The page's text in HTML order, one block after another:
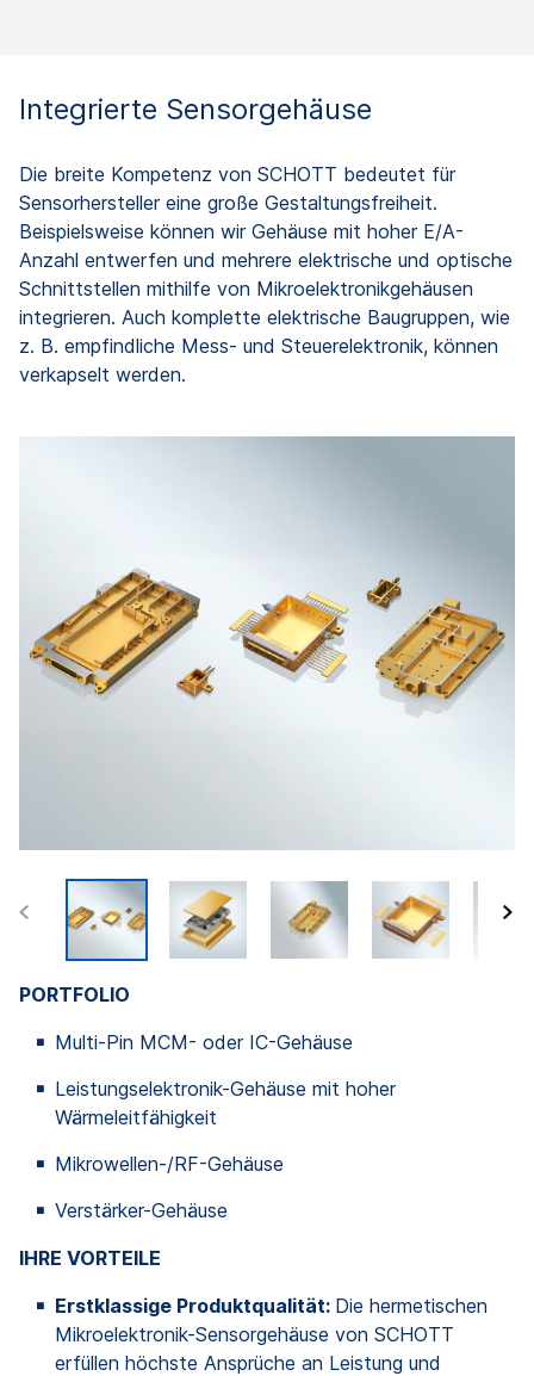
Integrierte Sensorgehäuse
Die breite Kompetenz von SCHOTT bedeutet für
Sensorhersteller eine große Gestaltungsfreiheit.
Beispielsweise können wir Gehäuse mit hoher E/A-
Anzahl entwerfen und mehrere elektrische und optische
Schnittstellen mithilfe von Mikroelektronikgehäusen
integrieren. Auch komplette elektrische Baugruppen, wie
z. B. empfindliche Mess- und Steuerelektronik, können
verkapselt werden.
PORTFOLIO
Multi-Pin MCM- oder IC-Gehäuse
Leistungselektronik-Gehäuse mit hoher
Wärmeleitfähigkeit
Mikrowellen-/RF-Gehäuse
Verstärker-Gehäuse
IHRE VORTEILE
Erstklassige Produktqualität: Die hermetischen
Mikroelektronik-Sensorgehäuse von SCHOTT
erfüllen höchste Ansprüche an Leistung und